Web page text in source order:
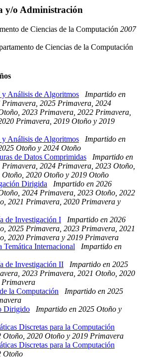
y/o Administración
de Ciencias de la Computación 2007
de Ciencias de la Computación
Análisis de Algoritmos
Impartido en
2025 Primavera, 2024
2023 Primavera, 2022 Primavera,
Primavera, 2019 Otoño y 2019
Análisis de Algoritmos
Impartido en
Otoño y 2024 Otoño
de Datos Comprimidas
Impartido en
2024 Primavera, 2023 Otoño,
2020 Otoño y 2019 Otoño
Dirigida
Impartido en 2026
2024 Primavera, 2023 Otoño, 2022
2021 Primavera, 2020 Primavera y
de Investigación I
Impartido en 2026
2025 Primavera, 2023 Primavera, 2021
2020 Primavera y 2019 Primavera
Temática Internacional
Impartido en
de Investigación II
Impartido en 2025
2023 Primavera, 2021 Otoño, 2020
Primavera
la Computación
Impartido en 2025
Dirigido
Impartido en 2025 Otoño y
Discretas para la Computación
Otoño, 2020 Otoño y 2019 Primavera
Discretas para la Computación
Otoño